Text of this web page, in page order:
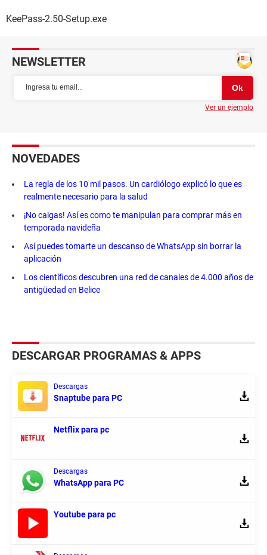
KeePass-2.50-Setup.exe
NEWSLETTER
Ver un ejemplo
NOVEDADES
La regla de los 10 mil pasos. Un cardiólogo explicó lo que es
realmente necesario para la salud
¡No caigas! Así es como te manipulan para comprar más en
temporada navideña
Así puedes tomarte un descanso de WhatsApp sin borrar la
aplicación
Los científicos descubren una red de canales de 4.000 años de
antigüedad en Belice
DESCARGAR PROGRAMAS & APPS
Descargas
Snaptube para PC
Netflix para pc
Descargas
WhatsApp para PC
Youtube para pc